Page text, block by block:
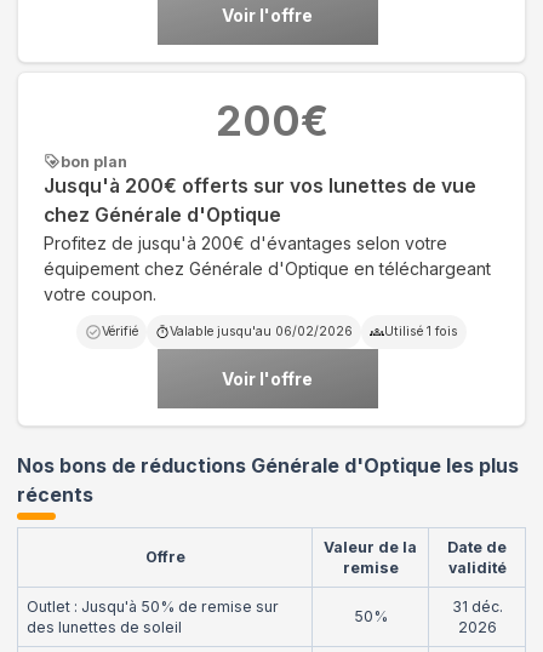
Voir l'offre
bon plan
Jusqu'à 200€ offerts sur vos lunettes de vue
chez Générale d'Optique
Profitez de jusqu'à 200€ d'évantages selon votre
équipement chez Générale d'Optique en téléchargeant
votre coupon.
Vérifié Valable jusqu'au 06/02/2026 Utilisé 1 fois
Voir l'offre
200€
Nos bons de réductions Générale d'Optique les plus
récents
Offre
Valeur de la
remise
Date de
validité
Outlet : Jusqu'à 50% de remise sur
des lunettes de soleil
50%
31 déc.
2026